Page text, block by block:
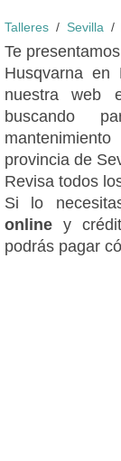
Talleres Sevilla
Te
Husqvarna
nuestra web
buscando
provincia de
Revisa todos
Si lo
online y
podrás pagar